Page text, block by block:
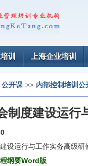
训 上海企业培训
公开课 >> 内部控制培训公
制度建设运行
设运行与工作实务高级研
纲要Word版